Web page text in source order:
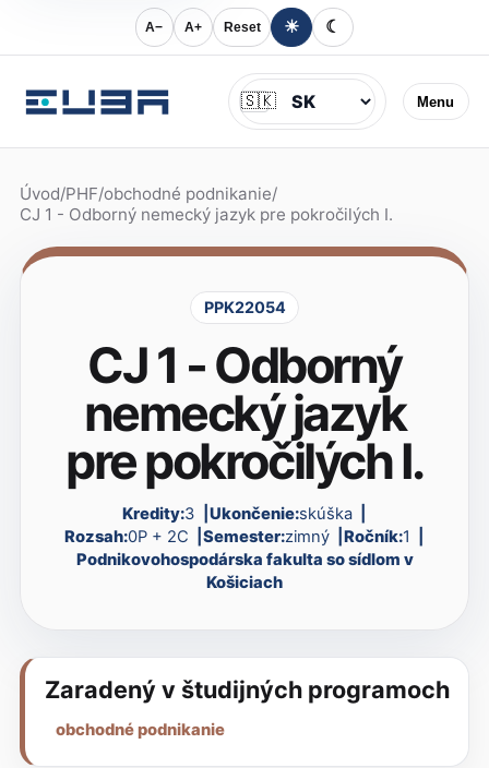
A− A+ Reset ☀ ☾
Menu
Jazyk
🇸🇰
Úvod/PHF/obchodné podnikanie/
CJ 1 - Odborný nemecký jazyk pre pokročilých I.
PPK22054
CJ 1 - Odborný
nemecký jazyk
pre pokročilých I.
Kredity:3 Ukončenie:skúška
Rozsah:0P + 2C Semester:zimný Ročník:1
Podnikovohospodárska fakulta so sídlom v
Košiciach
Zaradený v študijných programoch
obchodné podnikanie